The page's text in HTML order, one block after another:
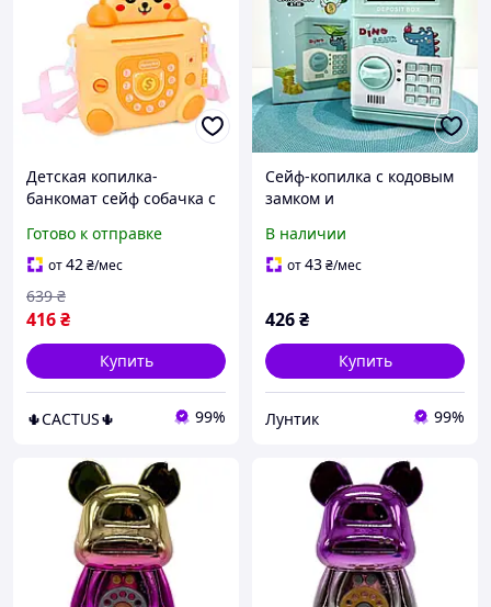
Детская копилка-
банкомат сейф собачка с
и купюроприемником,
светом и музыкой
Готово к отправке
от42₴/мес
416₴
639 ₴
Купить
🌵CACTUS🌵 99%
Сейф-копилка с кодовым
замком и
бумажных денег и монет
Голубой (MK 4776)
В наличии
от43₴/мес
426₴
Купить
Лунтик 99%